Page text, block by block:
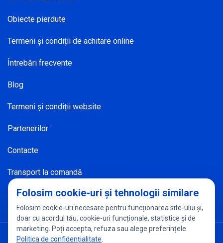
Obiecte pierdute
Termeni și condiții de achitare online
Întrebări frecvente
Blog
Termeni și condiții website
Partenerilor
Contacte
Transport la comandă
Politica de confidențialitate Setări cookies
Folosim cookie-uri și tehnologii similare
Folosim cookie-uri necesare pentru funcționarea site-ului și,
doar cu acordul tău, cookie-uri funcționale, statistice și de
marketing. Poți accepta, refuza sau alege preferințele.
Politica de confidențialitate